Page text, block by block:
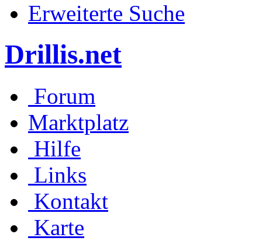
Erweiterte Suche
Drillis.net
Forum
Marktplatz
Hilfe
Links
Kontakt
Karte